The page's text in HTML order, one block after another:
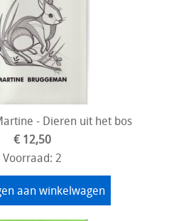
- Dieren uit het bos
€ 12,50
Voorraad: 2
aan winkelwagen